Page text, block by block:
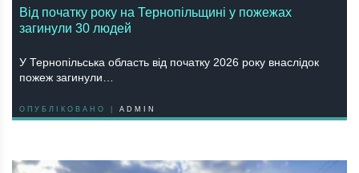
Від початку року на Тернопільщині у пожежах
загинули 30 людей
У Тернопільська область від початку 2026 року внаслідок
пожеж загинули…
ОПУБЛІКОВАНО | ADMIN